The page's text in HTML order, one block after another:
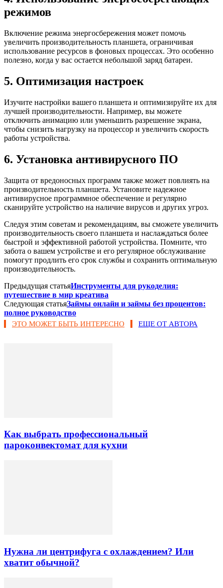
режимов
Включение режима энергосбережения может помочь
увеличить производительность планшета, ограничивая
использование ресурсов в фоновых процессах. Это особенно
полезно, когда у вас остается небольшой заряд батареи.
5. Оптимизация настроек
Изучите настройки вашего планшета и оптимизируйте их для
лучшей производительности. Например, вы можете
отключить анимацию или уменьшить разрешение экрана,
чтобы снизить нагрузку на процессор и увеличить скорость
работы устройства.
6. Установка антивирусного ПО
Защита от вредоносных программ также может повлиять на
производительность планшета. Установите надежное
антивирусное программное обеспечение и регулярно
сканируйте устройство на наличие вирусов и других угроз.
Следуя этим советам и рекомендациям, вы сможете увеличить
производительность своего планшета и наслаждаться более
быстрой и эффективной работой устройства. Помните, что
забота о вашем устройстве и его регулярное обслуживание
помогут продлить его срок службы и сохранить оптимальную
производительность.
Предыдущая статьяИнструменты для рукоделия:
путешествие в мир креатива
Следующая статьяЗаймы онлайн и займы без процентов:
полное руководство
ЭТО МОЖЕТ БЫТЬ ИНТЕРЕСНО ЕЩЕ ОТ АВТОРА
Как выбрать профессиональный
пароконвектомат для кухни
Нужна ли центрифуга с охлаждением? Или
хватит обычной?